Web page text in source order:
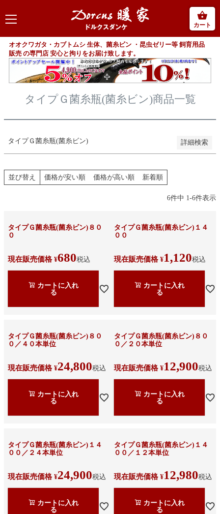
カート
オオクワガタ・カブトムシ 生体、菌糸ビン ・昆虫ゼリー等 飼育用品
販売 の専門店 安心と拘りをお届け致します。
タイプＧ菌糸瓶(菌糸ビン)商品一覧
タイプＧ菌糸瓶(菌糸ビン) 詳細検索
新着順
登録順
価格が安い順
価格が高い順
優先度順
キーワードヒット順
検索
並び替え 価格が安い順 価格が高い順 新着順
6件中 1 -6件表示
タイプＧ菌糸瓶(菌糸ビン)８０
０
現在販売価格 ¥680税込
カートに入れ
る
タイプＧ菌糸瓶(菌糸ビン)１４
００
現在販売価格 ¥1,120税込
カートに入れ
る
タイプＧ菌糸瓶(菌糸ビン)８０
０／４０本単位
現在販売価格 ¥24,800税込
カートに入れ
る
タイプＧ菌糸瓶(菌糸ビン)８０
０／２０本単位
現在販売価格 ¥12,900税込
カートに入れ
る
タイプＧ菌糸瓶(菌糸ビン)１４
００／２４本単位
現在販売価格 ¥24,900税込
カートに入れ
る
タイプＧ菌糸瓶(菌糸ビン)１４
００／１２本単位
現在販売価格 ¥12,980税込
カートに入れ
る